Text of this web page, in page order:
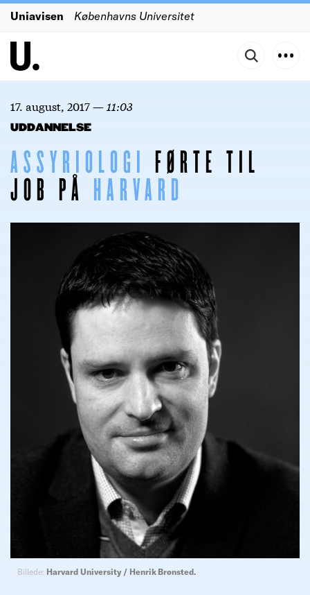
Uniavisen Københavns Universitet
17. august, 2017— 11:03
UDDANNELSE
ASSYRIOLOGI FØRTE TIL
JOB PÅ HARVARD
Billede: Harvard University / Henrik Brønsted.